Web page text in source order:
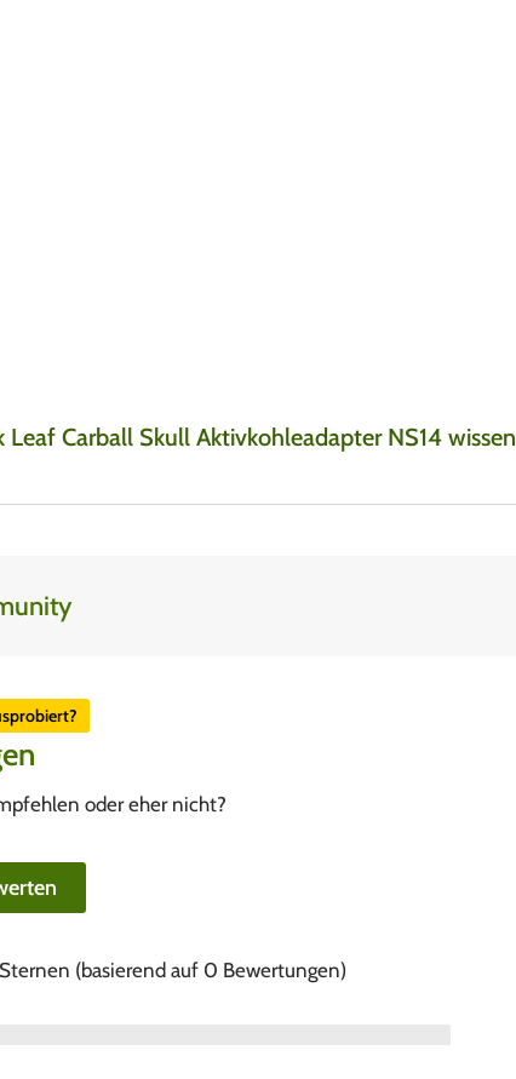
Leaf Carball Skull Aktivkohleadapter NS14 wissen
oder eher nicht?
(basierend auf 0 Bewertungen)